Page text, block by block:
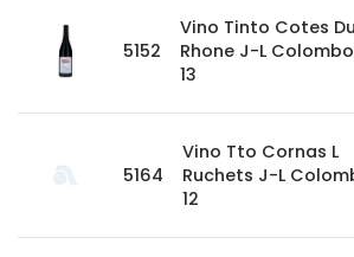
5152
Vino Tinto Cotes Du
Rhone J-L Colombo
13
5164
Vino Tto Cornas L
Ruchets J-L
12